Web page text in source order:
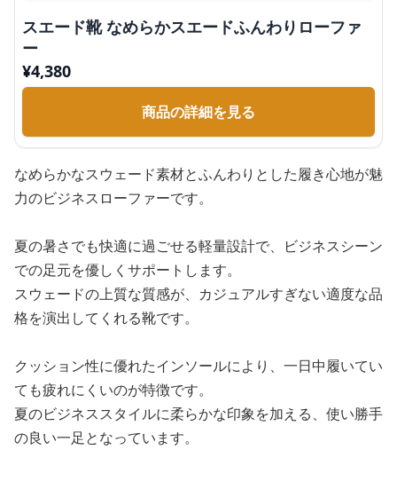
スエード靴 なめらかスエードふんわりローファ
ー
¥4,380
商品の詳細を見る
なめらかなスウェード素材とふんわりとした履き心地が魅
力のビジネスローファーです。
夏の暑さでも快適に過ごせる軽量設計で、ビジネスシーン
での足元を優しくサポートします。
スウェードの上質な質感が、カジュアルすぎない適度な品
格を演出してくれる靴です。
クッション性に優れたインソールにより、一日中履いてい
ても疲れにくいのが特徴です。
夏のビジネススタイルに柔らかな印象を加える、使い勝手
の良い一足となっています。